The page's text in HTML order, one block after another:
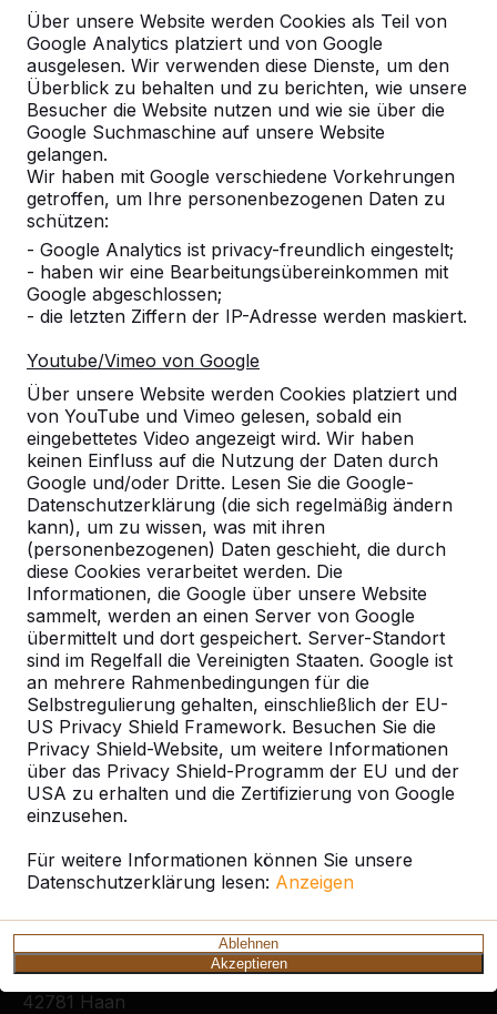
Über unsere Website werden Cookies als Teil von
Google Analytics platziert und von Google
ausgelesen. Wir verwenden diese Dienste, um den
Überblick zu behalten und zu berichten, wie unsere
Besucher die Website nutzen und wie sie über die
Google Suchmaschine auf unsere Website
gelangen.
Wir haben mit Google verschiedene Vorkehrungen
getroffen, um Ihre personenbezogenen Daten zu
schützen:
- Google Analytics ist privacy-freundlich eingestelt;
- haben wir eine Bearbeitungsübereinkommen mit
Google abgeschlossen;
- die letzten Ziffern der IP-Adresse werden maskiert.
Youtube/Vimeo von Google
Über unsere Website werden Cookies platziert und
von YouTube und Vimeo gelesen, sobald ein
eingebettetes Video angezeigt wird. Wir haben
keinen Einfluss auf die Nutzung der Daten durch
Google und/oder Dritte. Lesen Sie die Google-
Datenschutzerklärung (die sich regelmäßig ändern
kann), um zu wissen, was mit ihren
(personenbezogenen) Daten geschieht, die durch
diese Cookies verarbeitet werden. Die
Informationen, die Google über unsere Website
sammelt, werden an einen Server von Google
übermittelt und dort gespeichert. Server-Standort
sind im Regelfall die Vereinigten Staaten. Google ist
an mehrere Rahmenbedingungen für die
Selbstregulierung gehalten, einschließlich der EU-
US Privacy Shield Framework. Besuchen Sie die
Privacy Shield-Website, um weitere Informationen
über das Privacy Shield-Programm der EU und der
USA zu erhalten und die Zertifizierung von Google
einzusehen.
Für weitere Informationen können Sie unsere
Datenschutzerklärung lesen: Anzeigen
Ablehnen
Akzeptieren
Referenzen
Unsere Produkte finden Sie in ganz Europa
und darüber hinaus. Sehen Sie hier, wo Sie
ein HeBlad-Produkt in Ihrer Nähe finden.
Produkt
Alles anzeigen
Kategorie
Alles anzeigen
Ort oder Postleitzahl suchen
Zie ook
Bunsoh
HeBlad Deutschland
Diekerstraße 97
42781 Haan